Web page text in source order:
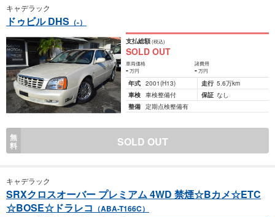
キャデラック
ドゥビル DHS （-）
支払総額(税込)
SOLD OUT
車両価格
-万円
諸費用
- 万円
年式 2001(H13) 走行 5.6万km
車検 車検整備付 保証 なし
整備 定期点検整備有
無
料 SOLD OUT
キャデラック
SRXクロスオーバー プレミアム 4WD 禁煙☆Bカメ☆ETC
☆BOSE☆ドラレコ （ABA-T166C）